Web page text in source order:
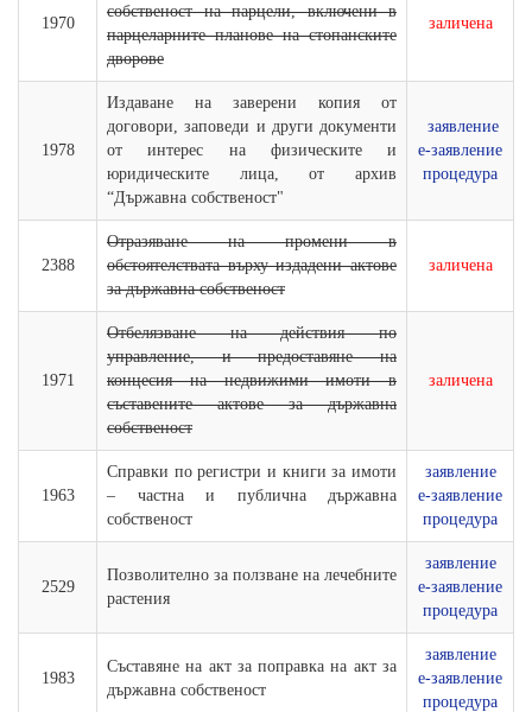
1970
собственост на парцели, включени в
парцеларните планове на стопанските
дворове
заличена
1978
Издаване на заверени копия от
договори, заповеди и други документи
от интерес на физическите и
юридическите лица, от архив
“Държавна собственост"
заявление
е-заявление
процедура
2388
Отразяване на промени в
обстоятелствата върху издадени актове
за държавна собственост
заличена
1971
Отбелязване на действия по
управлeние, и предоставяне на
концесия на недвижими имоти в
съставените актове за държавна
собственост
заличена
1963
Справки по регистри и книги за имоти
– частна и публична държавна
собственост
заявление
е-заявление
процедура
2529
Позволително за ползване на лечебните
растения
заявление
е-заявление
процедура
1983
Съставяне на акт за поправка на акт за
държавна собственост
заявление
е-заявление
процедура